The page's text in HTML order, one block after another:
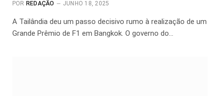
POR REDAÇÃO JUNHO 18, 2025
A Tailândia deu um passo decisivo rumo à realização de um
Grande Prêmio de F1 em Bangkok. O governo do…